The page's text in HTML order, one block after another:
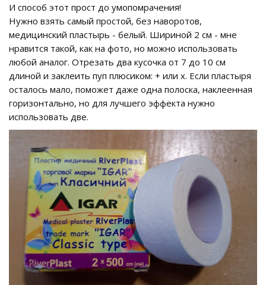
И способ этот прост до умопомрачения!
Нужно взять самый простой, без наворотов,
медицинский пластырь - белый. Шириной 2 см - мне
нравится такой, как на фото, но можно использовать
любой аналог. Отрезать два кусочка от 7 до 10 см
длиной и заклеить пуп плюсиком: + или х. Если пластыря
осталось мало, поможет даже одна полоска, наклеенная
горизонтально, но для лучшего эффекта нужно
использовать две.